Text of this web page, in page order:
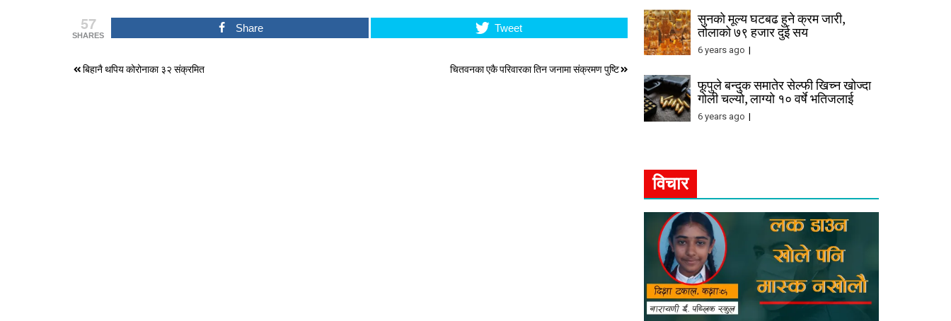
57
SHARES
Share Tweet
Post
बिहानै थपिय कोरोनाका ३२ संक्रमित चितवनका एकै परिवारका तिन जनामा संक्रमण पुष्टि
सुनको मूल्य घटबढ हुने क्रम जारी,
तोलाको ७९ हजार दुई सय
6 years ago
फूपुले बन्दुक समातेर सेल्फी खिच्न खोज्दा
गोली चल्यो, लाग्यो १० वर्षे भतिजलाई
6 years ago
विचार